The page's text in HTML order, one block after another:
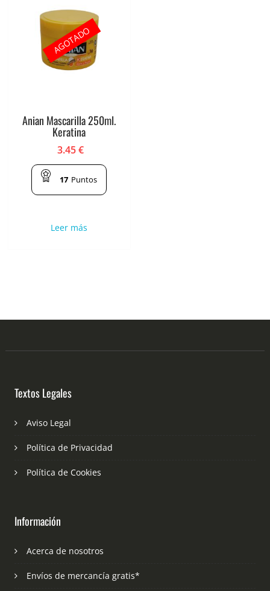
Anian Mascarilla 250ml.
Keratina
3.45€
17 Puntos
Leer más
AGOTADO
Textos Legales
Aviso Legal
Política de Privacidad
Política de Cookies
Información
Acerca de nosotros
Envíos de mercancía gratis*